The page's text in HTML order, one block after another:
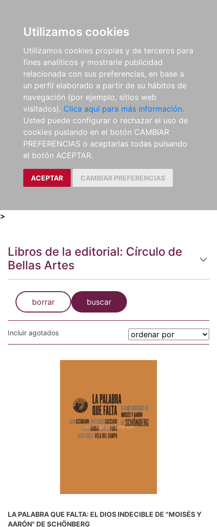
Utilizamos cookies
Utilizamos cookies propias y de terceros para
fines analíticos y mostrarle publicidad
relacionada con sus preferencias, en base a
un perfil elaborado a partir de su hábitos de
navegación (por ejemplo, sitios web
visitados). Clica aquí para más información.
Usted puede configurar o rechazar el uso de
cookies puslando en el botón CAMBIAR
PREFERENCIAS o aceptarlas todas pulsando
el botón ACEPTAR.
ACEPTAR CAMBIAR PREFERENCIAS
>
Libros de la editorial: Círculo de
Bellas Artes
borrar buscar
Incluir agotados
LA PALABRA QUE FALTA: EL DIOS INDECIBLE DE "MOISÉS Y
AARÓN" DE SCHÖNBERG